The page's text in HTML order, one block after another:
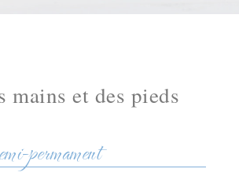
mains et des pieds
permament